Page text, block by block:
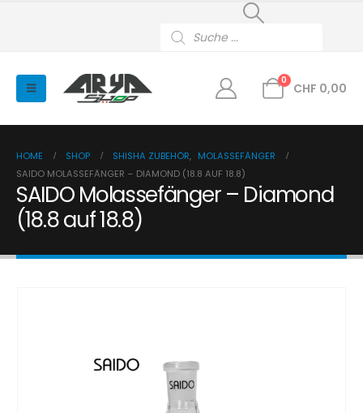
search
0
CHF 0,00
HOME SHOP SHISHA ZUBEHÖR, MOLASSEFÄNGER
SAIDO MOLASSEFÄNGER – DIAMOND (18.8 AUF 18.8)
SAIDO Molassefänger – Diamond
(18.8 auf 18.8)